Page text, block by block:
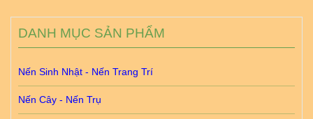
DANH MỤC SẢN PHẨM
Nến Sinh Nhật - Nến Trang Trí
Nến Cây - Nến Trụ